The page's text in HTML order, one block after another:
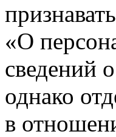
«О
сведений
однако
в